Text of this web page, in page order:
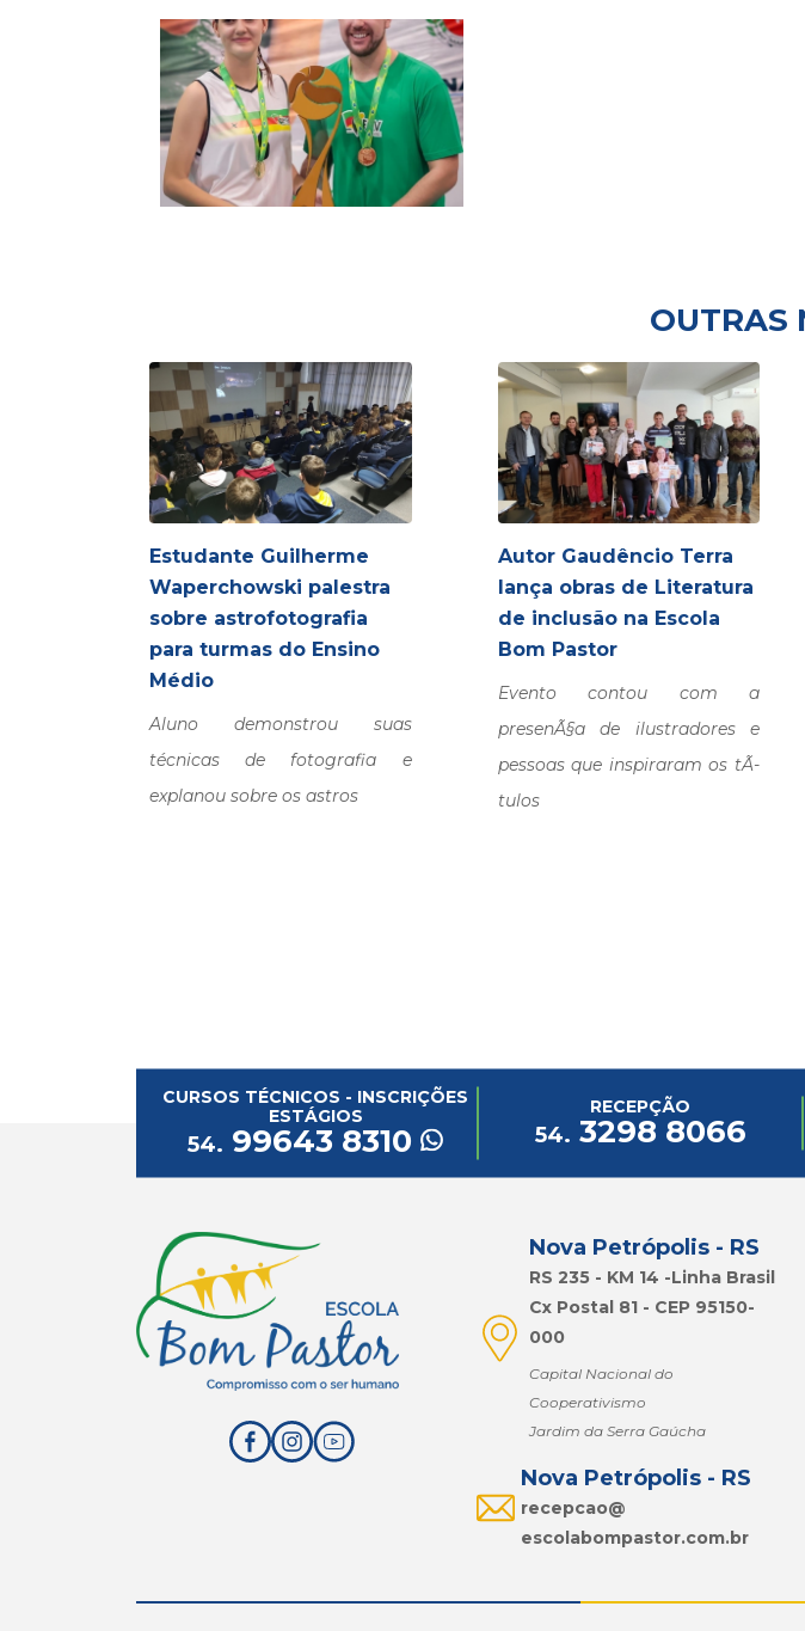
OUTRAS
Estudante Guilherme
Waperchowski palestra
sobre astrofotografia
para turmas do Ensino
Médio
Aluno demonstrou suas
técnicas de fotografia e
explanou sobre os astros
Autor Gaudêncio Terra
lança obras de Literatura
de inclusão na Escola
Bom Pastor
Evento contou com a
presenÃ§a de ilustradores e
pessoas que inspiraram os tÃ­
tulos
CURSOS TÉCNICOS - INSCRIÇÕES
ESTÁGIOS
54. 99643 8310
RECEPÇÃO
54. 3298 8066
Nova Petrópolis - RS
RS 235 - KM 14 -Linha Brasil
Cx Postal 81 - CEP 95150-
000
Capital Nacional do
Cooperativismo
Jardim da Serra Gaúcha
Nova Petrópolis - RS
recepcao@
escolabompastor.com.br